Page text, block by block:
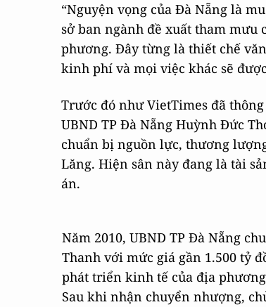
“Nguyện vọng của Đà Nẵng là
sở ban ngành đề xuất tham mưu
phương. Đây từng là thiết chế
kinh phí và mọi việc khác sẽ
Trước đó như VietTimes đã
UBND TP Đà Nẵng Huỳnh Đức
chuẩn bị nguồn lực, thương
Lăng. Hiện sân này đang là tài
án.
Năm 2010, UBND TP Đà Nẵng
Thanh với mức giá gần 1.500 tỷ
phát triển kinh tế của địa
Sau khi nhận chuyển nhượng,